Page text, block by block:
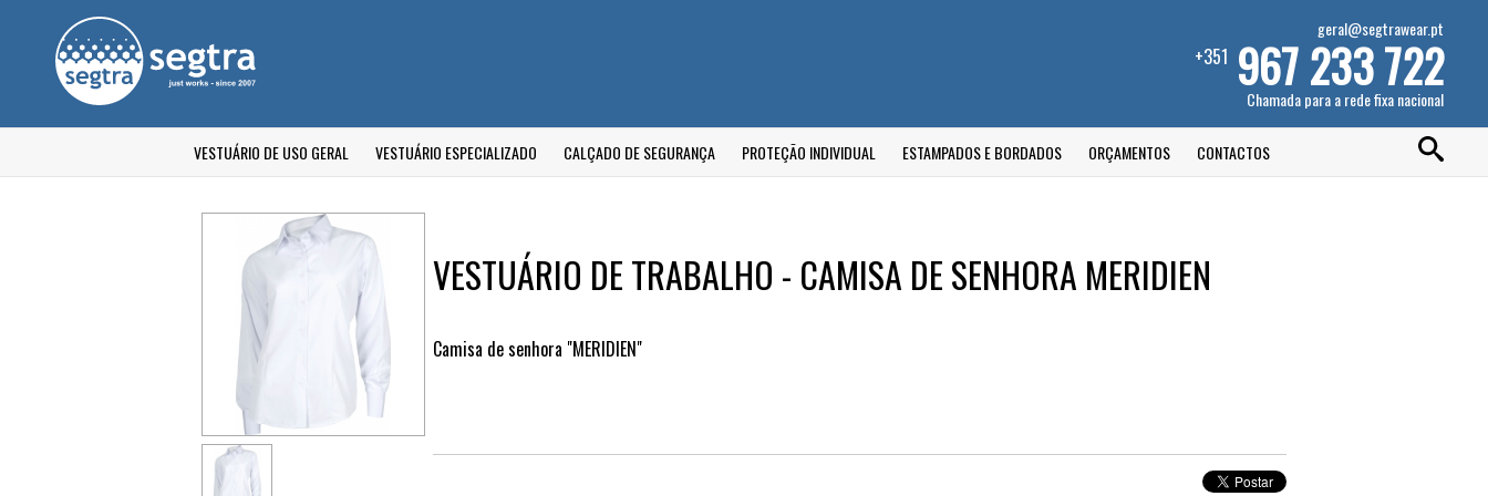
geral@segtrawear.pt
+351 967 233 722
Chamada para a rede fixa nacional
VESTUÁRIO DE USO GERAL VESTUÁRIO ESPECIALIZADO CALÇADO DE SEGURANÇA PROTEÇÃO INDIVIDUAL ESTAMPADOS E BORDADOS ORÇAMENTOS CONTACTOS
VESTUÁRIO DE TRABALHO - CAMISA DE SENHORA MERIDIEN
Camisa de senhora "MERIDIEN"